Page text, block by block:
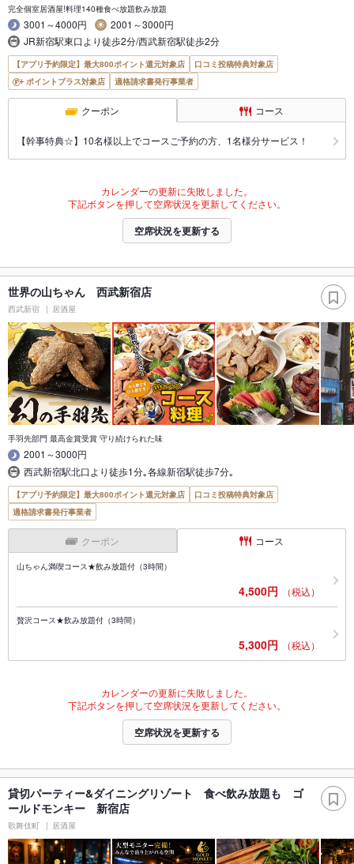
完全個室居酒屋!料理140種食べ放題飲み放題
3001～4000円
2001～3000円
JR新宿駅東口より徒歩2分/西武新宿駅徒歩2分
【アプリ予約限定】最大800ポイント還元対象店
口コミ投稿特典対象店
ポイントプラス対象店
適格請求書発行事業者
クーポン コース
【幹事特典☆】10名様以上でコースご予約の方、1名様分サービス！
カレンダーの更新に失敗しました。
下記ボタンを押して空席状況を更新してください。
空席状況を更新する
世界の山ちゃん 西武新宿店
西武新宿 居酒屋
手羽先部門 最高金賞受賞 守り続けられた味
2001～3000円
西武新宿駅北口より徒歩1分｡各線新宿駅徒歩7分｡
【アプリ予約限定】最大800ポイント還元対象店
口コミ投稿特典対象店
適格請求書発行事業者
クーポン コース
山ちゃん満喫コース★飲み放題付（3時間）
4,500円 （税込）
贅沢コース★飲み放題付（3時間）
5,300円 （税込）
カレンダーの更新に失敗しました。
下記ボタンを押して空席状況を更新してください。
空席状況を更新する
貸切パーティー&ダイニングリゾート 食べ飲み放題も ゴ
ールドモンキー 新宿店
歌舞伎町 居酒屋